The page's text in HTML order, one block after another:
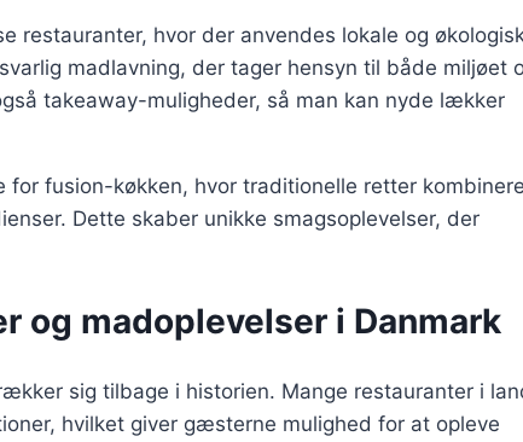
restauranter, hvor der anvendes lokale og
madlavning, der tager hensyn til både miljøet
takeaway-muligheder, så man kan nyde lækker
for fusion-køkken, hvor traditionelle retter
Dette skaber unikke smagsoplevelser, der
og madoplevelser i Danmark
sig tilbage i historien. Mange restauranter i
hvilket giver gæsterne mulighed for at opleve